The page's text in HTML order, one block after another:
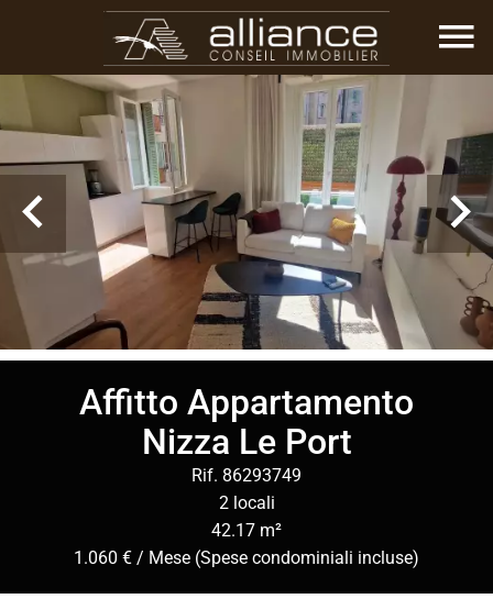
Affitto Appartamento
Nizza Le Port
Rif. 86293749
2 locali
42.17 m²
1.060 € / Mese (Spese condominiali incluse)